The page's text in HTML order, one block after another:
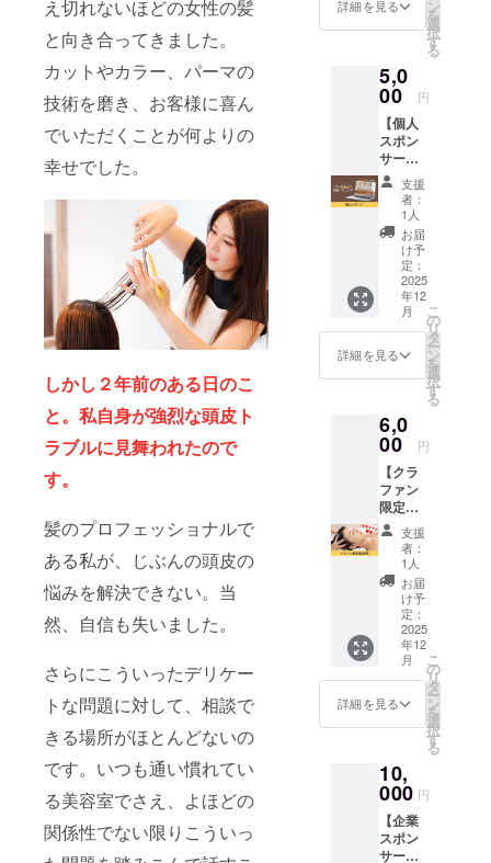
え切れないほどの女性の髪
と向き合ってきました。
カットやカラー、パーマの
技術を磨き、お客様に喜ん
でいただくことが何よりの
幸せでした。
しかし２年前のある日のこ
と。私自身が強烈な頭皮ト
ラブルに見舞われたので
す。
髪のプロフェッショナルで
ある私が、じぶんの頭皮の
悩みを解決できない。当
然、自信も失いました。
さらにこういったデリケー
トな問題に対して、相談で
きる場所がほとんどないの
です。いつも通い慣れてい
る美容室でさえ、よほどの
関係性でない限りこういっ
を出店。ターン
です。
ナーの
矢野紀
美代よ
りお礼
のメー
ルをお
送りさ
せてい
ただき
ます。
上乗せ
支援大
歓迎で
す。
詳細を見る ン
を
選
択
す
る
5,0
00 円
【個人
スポン
サー】
『Deko
rereデ
コレ
レ』の
個人ス
ポン
サーに
なれる
権利で
す。 支
援者と
してHP
にお名
載させ
ていた
だきま
す。 ※
掲載す
るお名
前を備
考欄に
ご記入
くださ
い。 ※
ニック
ネーム
でのご
参加も
できま
す。 ※
のみと
なりま
す。 ※
掲載す
る大き
支援
者：
1人
お届
け予
定：
2025
年12
月
詳細を見る
こ
の
リ
タ
ー
ン
を
選
択
す
る
6,0
00 円
【クラ
ファン
限定頭
皮診断
のみ】
★頭皮
診断の
みの施
術はク
ラウド
ファン
ディン
グのリ
ターン
でしか
おこな
ん。 通
常は
カット
やカ
ラーな
ど他の
支援
者：
1人
お届
け予
定：
2025
年12
月
詳細を見る
こ
の
リ
タ
ー
ン
を
選
択
す
る
10,
000 円
【企業
スポン
サーブ